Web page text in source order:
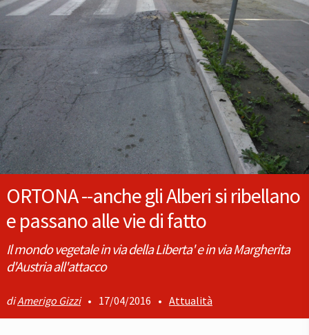
ORTONA --anche gli Alberi si ribellano
e passano alle vie di fatto
Il mondo vegetale in via della Liberta' e in via Margherita
d'Austria all'attacco
Amerigo Gizzi • 17/04/2016 • Attualità